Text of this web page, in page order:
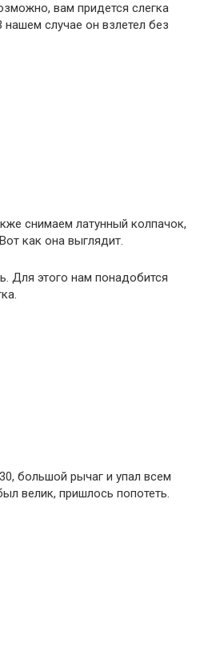
вам придется слегка
нашем случае он взлетел без
снимаем латунный колпачок,
как она выглядит.
Для этого нам понадобится
большой рычаг и упал всем
велик, пришлось попотеть.